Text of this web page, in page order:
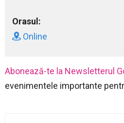
Orasul:
Online
Abonează-te la Newsletterul
evenimentele importante